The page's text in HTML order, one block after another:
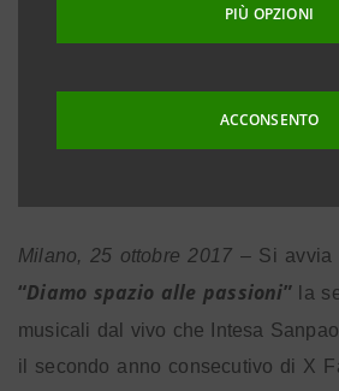
PIÙ OPZIONI
ACCONSENTO
di brani inediti
Milano il 25 novembre
Milano, 25 ottobre 2017 – Si avvia
“Diamo spazio alle passioni” la
musicali dal vivo che Intesa
il secondo anno consecutivo di X